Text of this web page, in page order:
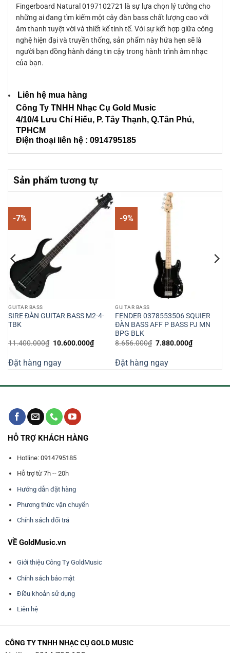
Fingerboard Natural 0197102721 là sự lựa chọn lý tưởng cho
những ai đang tìm kiếm một cây đàn bass chất lượng cao với
âm thanh tuyệt vời và thiết kế tinh tế. Với sự kết hợp giữa công
nghệ hiện đại và truyền thống, sản phẩm này hứa hẹn sẽ là
người bạn đồng hành đáng tin cậy trong hành trình âm nhạc
của bạn.
Liên hệ mua hàng
Công Ty TNHH Nhạc Cụ Gold Music
4/10/4 Lưu Chí Hiếu, P. Tây Thạnh, Q.Tân Phú,
TPHCM
Điện thoại liên hệ : 0914795185
Sản phẩm tương tự
-7%
GUITAR BASS
SIRE ĐÀN GUITAR BASS M2-4-
TBK
11.400.000₫ Giá
11.400.000₫.
10.600.000₫Giá
hiện
10.600.000₫.
Đặt hàng ngay
-9%
GUITAR BASS
FENDER 0378553506 SQUIER
ĐÀN BASS AFF P BASS PJ MN
BPG BLK
8.656.000₫ Giá
8.656.000₫.
7.880.000₫Giá
hiện
Đặt hàng ngay
HỖ TRỢ KHÁCH HÀNG
Hotline: 0914795185
Hỗ trợ từ 7h -- 20h
Hướng dẫn đặt hàng
Phương thức vận chuyển
Chính sách đổi trả
VỀ GoldMusic.vn
Giới thiệu Công Ty GoldMusic
Chính sách bảo mật
Điều khoản sử dụng
Liên hệ
CÔNG TY TNHH NHẠC CỤ GOLD MUSIC